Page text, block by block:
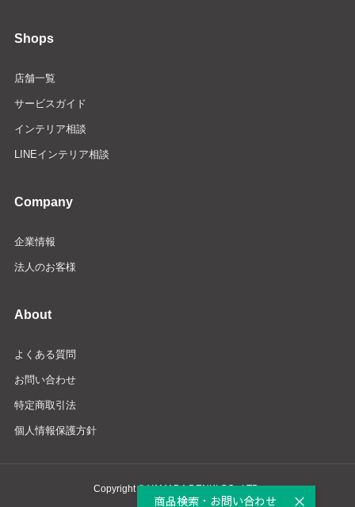
Shops
店舗一覧
サービスガイド
インテリア相談
LINEインテリア相談
Company
企業情報
法人のお客様
About
よくある質問
お問い合わせ
特定商取引法
個人情報保護方針
Copyright © YAMADA DENKI CO., LTD.
商品検索・お問い合わせ